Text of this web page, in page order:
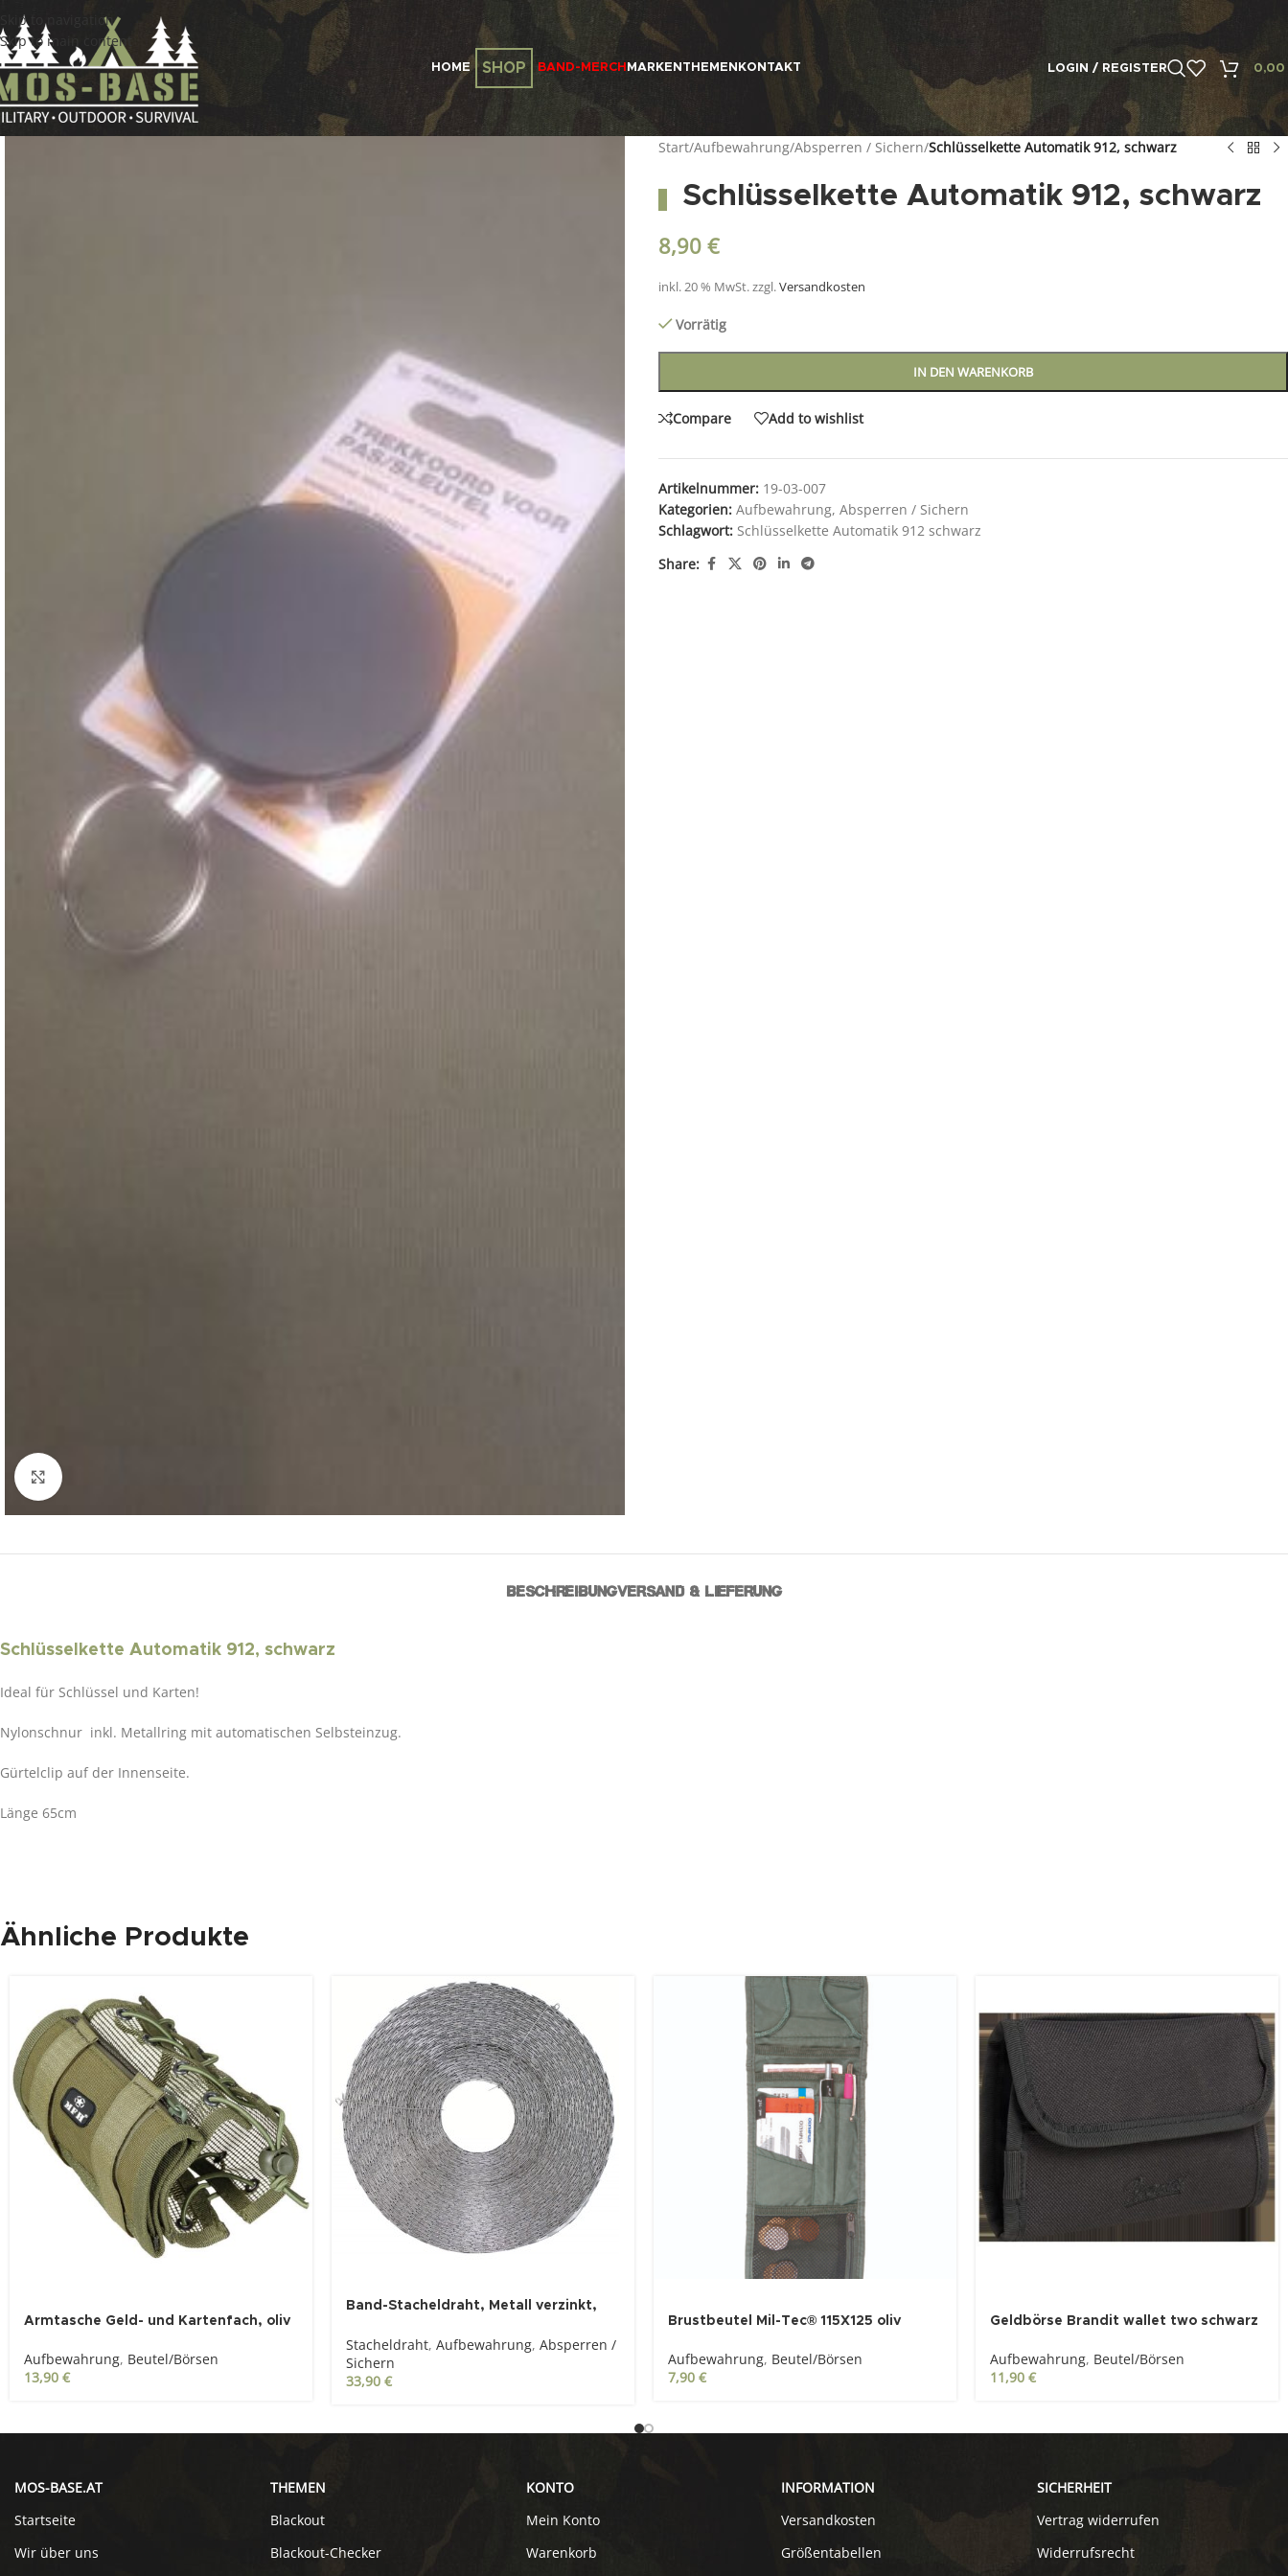
Skip to navigation
Skip to main content
HOME SHOP BAND-MERCH MARKEN THEMEN KONTAKT LOGIN / REGISTER 0,00
Start/Aufbewahrung/Absperren / Sichern/Schlüsselkette Automatik 912, schwarz
Schlüsselkette Automatik 912, schwarz
8,90 €
inkl. 20 % MwSt.zzgl.Versandkosten
Vorrätig
IN DEN WARENKORB
Compare Add to wishlist
Artikelnummer: 19-03-007
Kategorien: Aufbewahrung, Absperren / Sichern
Schlagwort: Schlüsselkette Automatik 912 schwarz
Share:
BESCHREIBUNGVERSAND & LIEFERUNG
Schlüsselkette Automatik 912, schwarz
Ideal für Schlüssel und Karten!
Nylonschnur inkl. Metallring mit automatischen Selbsteinzug.
Gürtelclip auf der Innenseite.
Länge 65cm
Ähnliche Produkte
Armtasche Geld- und Kartenfach, oliv
Aufbewahrung, Beutel/Börsen
13,90 €
Band-Stacheldraht, Metall verzinkt,
Stacheldraht, Aufbewahrung, Absperren /
Sichern
33,90 €
Brustbeutel Mil-Tec® 115X125 oliv
Aufbewahrung, Beutel/Börsen
7,90 €
Geldbörse Brandit wallet two schwarz
Aufbewahrung, Beutel/Börsen
11,90 €
MOS-BASE.AT
Startseite
Wir über uns
THEMEN
Blackout
Blackout-Checker
KONTO
Mein Konto
Warenkorb
INFORMATION
Versandkosten
Größentabellen
SICHERHEIT
Vertrag widerrufen
Widerrufsrecht